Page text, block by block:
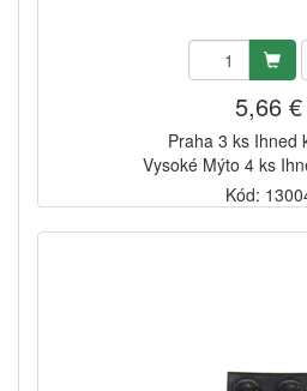
5,66 €
Praha 3 ks Ihned
Vysoké Mýto 4 ks
Kód: